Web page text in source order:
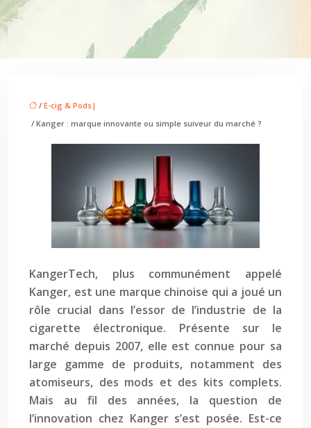
/ E-cig & Pods|
/ Kanger : marque innovante ou simple suiveur du marché ?
KangerTech, plus communément appelé
Kanger, est une marque chinoise qui a joué un
rôle crucial dans l’essor de l’industrie de la
cigarette électronique. Présente sur le
marché depuis 2007, elle est connue pour sa
large gamme de produits, notamment des
atomiseurs, des mods et des kits complets.
Mais au fil des années, la question de
l’innovation chez Kanger s’est posée. Est-ce